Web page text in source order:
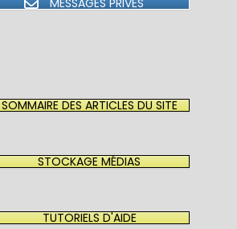
MESSAGES PRIVÉS
SOMMAIRE DES ARTICLES DU SITE
STOCKAGE MÉDIAS
TUTORIELS D'AIDE